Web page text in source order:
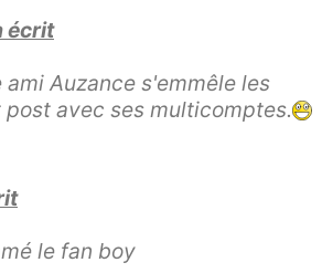
écrit
ami Auzance s'emmêle les
post avec ses multicomptes.
le fan boy